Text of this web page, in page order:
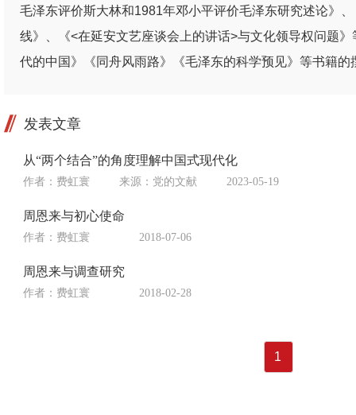
毛泽东评价斯大林和1981年邓小平评价毛泽东研究述论》
线》、《<在延安文艺座谈会上的讲话>与文化领导权问题
代的中国》《同舟风雨路》《毛泽东的科学预见》等书籍的
发表文章
从“两个结合”的角度理解中国式现代化
作者：费虹寰 来源： 党的文献 2023-05-19
周恩来与初心使命
作者：费虹寰 2018-07-06
周恩来与调查研究
作者：费虹寰 2018-02-28
1